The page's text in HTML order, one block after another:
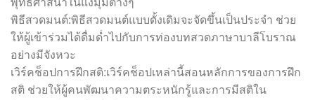
พิธีสวดมนต์:พิธีสวดมนต์แบบดั้งเดิมจะจัดขึ้นเป็นประจำ ช่วย
ให้ผู้เข้าร่วมได้ดื่มด่ำไปกับการท่องบทสวดภาษาบาลีโบราณ
อย่างมีจังหวะ
เวิร์คช็อปการฝึกสติ:เวิร์คช็อปเหล่านี้สอนหลักการของการฝึก
สติ ช่วยให้ผู้คนพัฒนาความตระหนักรู้และการมีสติใน